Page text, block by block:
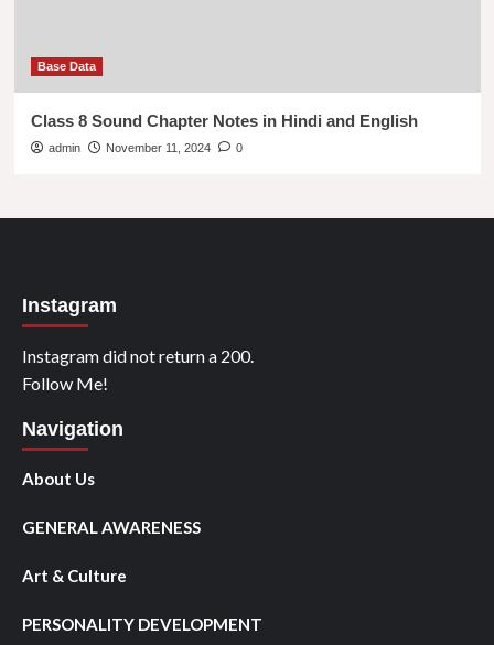
Base Data
Class 8 Sound Chapter Notes in Hindi and English
admin November 11, 2024 0
Instagram
Instagram did not return a 200.
Follow Me!
Navigation
About Us
GENERAL AWARENESS
Art & Culture
PERSONALITY DEVELOPMENT